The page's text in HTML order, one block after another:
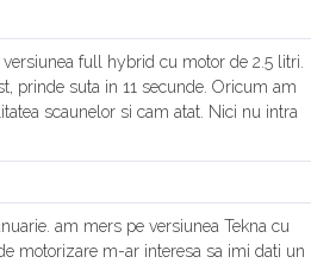
full hybrid cu motor de 2.5 litri.
prinde suta in 11 secunde. Oricum am
scaunelor si cam atat. Nici nu intra
am mers pe versiunea Tekna cu
motorizare m-ar interesa sa imi dati un